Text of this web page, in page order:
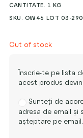
CANTITATE. 1 KG
SKU. OW46 LOT 03-
Out of stock
Înscrie-te pe lista
acest produs
Sunteți de
adresa de email și
așteptare pe email.